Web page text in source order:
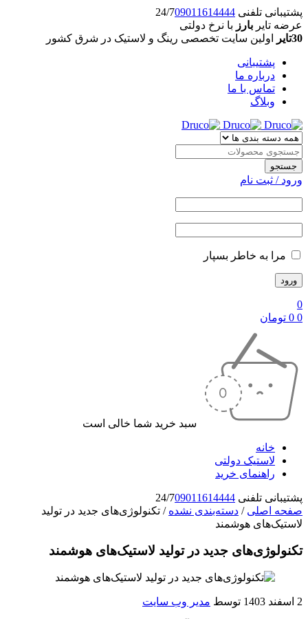
پشتیبانی تلفنی 24/7 09011614444
عرضه تایر بارز با نرخ دولتی
30تایر
اولین سایت تخصصی رینگ و لاستیک در شرق کشور
پشتیبانی
درباره ما
تماس با ما
وبلاگ
ورود / ثبت نام
مرا به خاطر بسپار
0
0
0 تومان
سبد خرید شما خالی است
خانه
لاستیک دولتی
راهنمای خرید
پشتیبانی تلفنی 24/7 09011614444
صفحه اصلی / دسته‌بندی نشده / تکنولوژی‌های جدید در تولید
لاستیک‌های هوشمند
تکنولوژی‌های جدید در تولید لاستیک‌های هوشمند
2 اسفند 1403 توسط مدیر وب سایت